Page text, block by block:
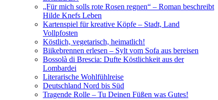
„Für mich solls rote Rosen regnen“ – Roman beschreibt
Hilde Knefs Leben
Kartenspiel für kreative Köpfe – Stadt, Land
Vollpfosten
Köstlich, vegetarisch, heimatlich!
Biikebrennen erlesen – Sylt vom Sofa aus bereisen
Bossolà di Brescia: Dufte Köstlichkeit aus der
Lombardei
Literarische Wohlfühlreise
Deutschland Nord bis Süd
Tragende Rolle – Tu Deinen Füßen was Gutes!